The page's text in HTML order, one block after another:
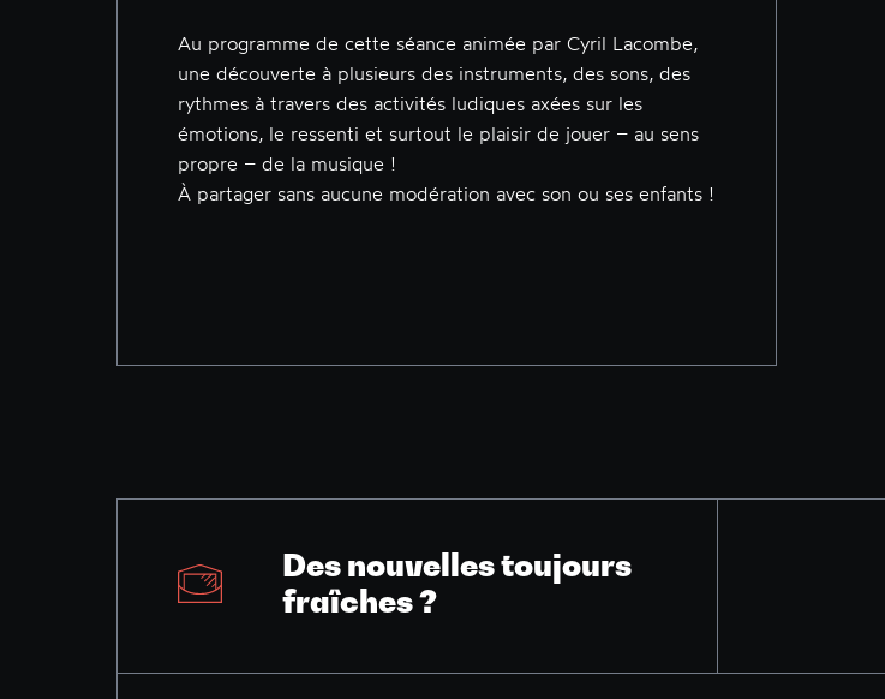
Au programme de cette séance animée par Cyril Lacombe,
une découverte à plusieurs des instruments, des sons, des
rythmes à travers des activités ludiques axées sur les
émotions, le ressenti et surtout le plaisir de jouer – au sens
propre – de la musique !
À partager sans aucune modération avec son ou ses enfants !
Des nouvelles toujours
fraîches ?